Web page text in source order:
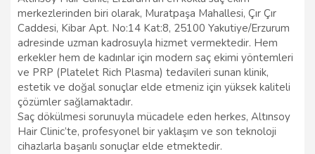
merkezlerinden biri olarak, Muratpaşa Mahallesi, Çır Çır
Caddesi, Kibar Apt. No:14 Kat:8, 25100 Yakutiye/Erzurum
adresinde uzman kadrosuyla hizmet vermektedir. Hem
erkekler hem de kadınlar için modern saç ekimi yöntemleri
ve PRP (Platelet Rich Plasma) tedavileri sunan klinik,
estetik ve doğal sonuçlar elde etmeniz için yüksek kaliteli
çözümler sağlamaktadır.
Saç dökülmesi sorunuyla mücadele eden herkes, Altınsoy
Hair Clinic’te, profesyonel bir yaklaşım ve son teknoloji
cihazlarla başarılı sonuçlar elde etmektedir.